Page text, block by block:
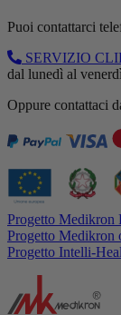
Puoi contattarci
SERVIZIO
dal lunedì al
Oppure contattaci
Progetto Medikron
Progetto Medikron
Progetto Intelli-